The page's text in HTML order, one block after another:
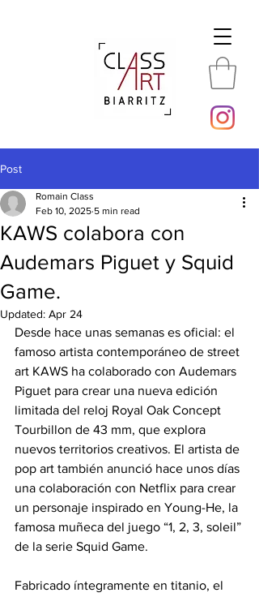
Post
KAWS colabora con
Audemars Piguet y Squid
Game.
Romain Class
Feb 10, 2025 5 min read
Updated: Apr 24
Desde hace unas semanas es oficial: el
famoso artista contemporáneo de street
art KAWS ha colaborado con Audemars
Piguet para crear una nueva edición
limitada del reloj Royal Oak Concept
Tourbillon de 43 mm, que explora
nuevos territorios creativos. El artista de
pop art también anunció hace unos días
una colaboración con Netflix para crear
un personaje inspirado en Young-He, la
famosa muñeca del juego “1, 2, 3, soleil”
de la serie Squid Game.
Fabricado íntegramente en titanio, el